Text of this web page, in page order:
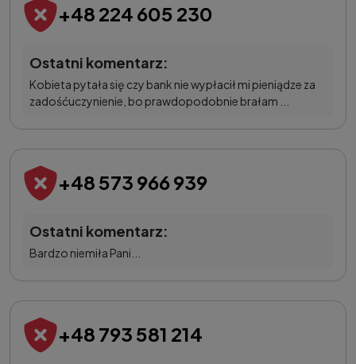
+48 224 605 230
Ostatni komentarz:
Kobieta pytała się czy bank nie wypłacił mi pieniądze za
zadośćuczynienie, bo prawdopodobnie brałam ...
+48 573 966 939
Ostatni komentarz:
Bardzo niemiła Pani...
+48 793 581 214